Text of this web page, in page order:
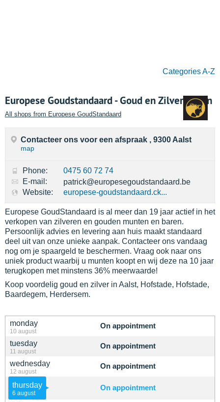
Categories A-Z
Europese Goudstandaard - Goud en Zilver kopen
All shops from Europese GoudStandaard
monday
10 august
On appointment
tuesday
11 august
On appointment
wednesday
12 august
On appointment
thursday
6 august
On appointment
Contacteer ons voor een afspraak , 9300 Aalst
map
Phone:
0475 60 72 74
E-mail:
patrick@europesegoudstandaard.be
Website:
europese-goudstandaard.ck...
Europese GoudStandaard is al meer dan 19 jaar actief in het
verkopen van zilveren en gouden munten en baren.
Persoonlijk advies en levering aan huis maakt standaard
deel uit van onze unieke aanpak. Contacteer ons vandaag
nog om je spaargeld te beschermen. Vraag ook naar ons
uniek product waarbij u munten koopt en wij deze na 10 jaar
terugkopen met minstens 36% meerwaarde!
Koop voordelig goud en zilver in Aalst, Hofstade, Hofstade,
Baardegem, Herdersem.